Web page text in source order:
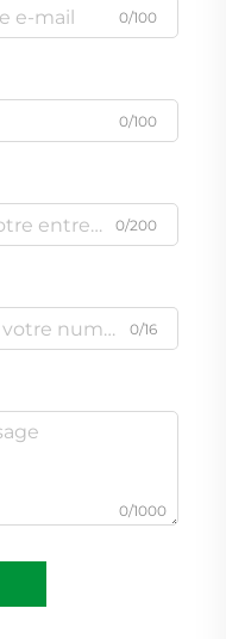
0/100
0/100
0/200
0/16
0/1000